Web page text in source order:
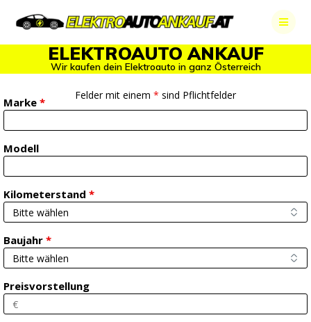
to
ELEKTROAUTO ANKAUF
Wir kaufen dein Elektroauto in ganz Österreich
Felder mit einem * sind Pflichtfelder
Marke *
Modell
Kilometerstand *
Baujahr *
Preisvorstellung